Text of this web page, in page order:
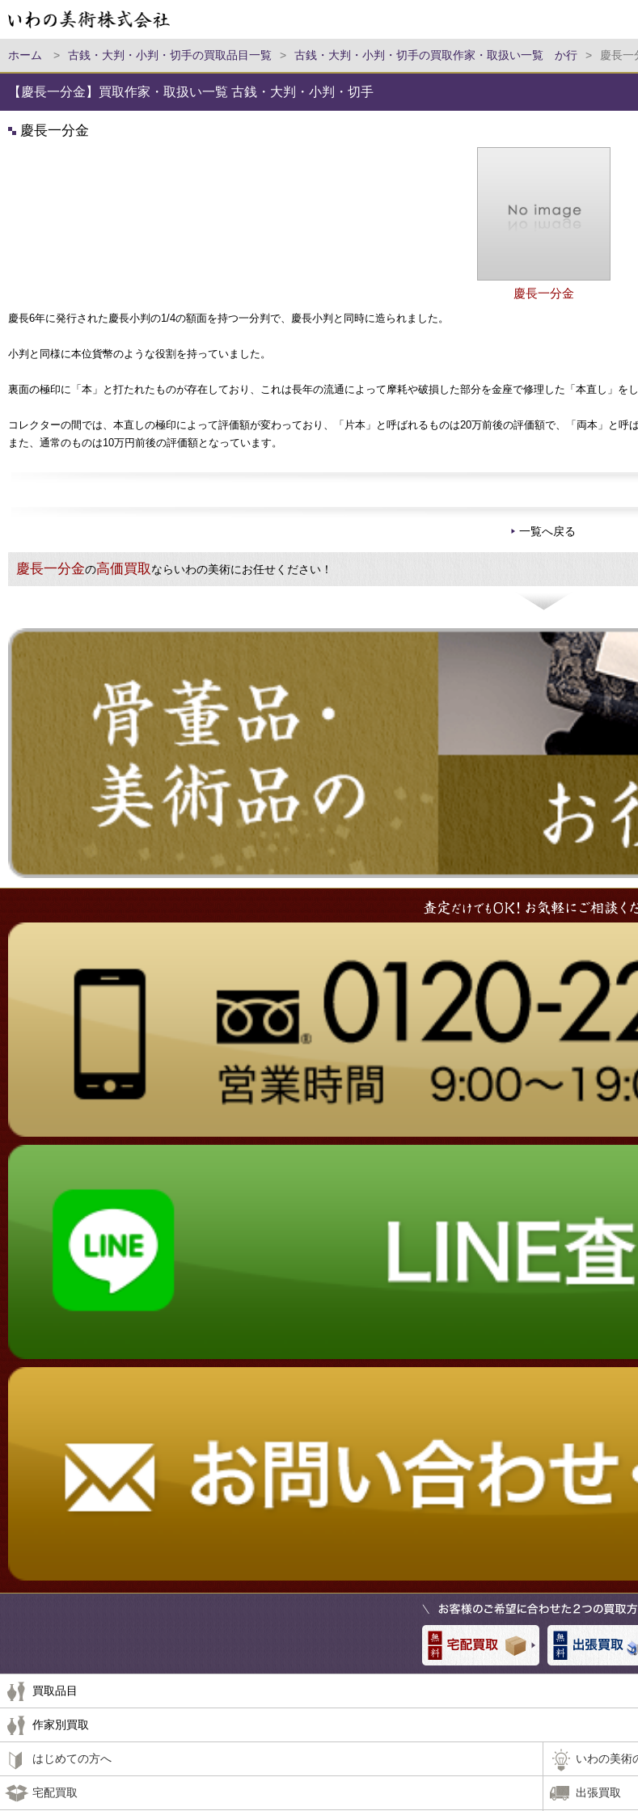
ホーム > 古銭・大判・小判・切手の買取品目一覧 > 古銭・大判・小判・切手の買取作家・取扱い一覧 か行 > 慶長一
【慶長一分金】買取作家・取扱い一覧 古銭・大判・小判・切手
慶長一分金
慶長一分金
慶長6年に発行された慶長小判の1/4の額面を持つ一分判で、慶長小判と同時に造られました。
小判と同様に本位貨幣のような役割を持っていました。
裏面の極印に「本」と打たれたものが存在しており、これは長年の流通によって摩耗や破損した部分を金座で修理した「本直し」をし
コレクターの間では、本直しの極印によって評価額が変わっており、「片本」と呼ばれるものは20万前後の評価額で、「両本」と呼
また、通常のものは10万円前後の評価額となっています。
一覧へ戻る
慶長一分金の高価買取ならいわの美術にお任せください！
買取品目
作家別買取
はじめての方へ いわの美術
宅配買取 出張買取